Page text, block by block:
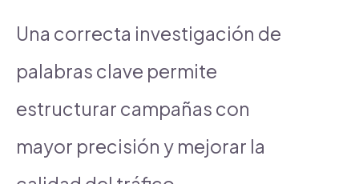
Una correcta investigación de
palabras clave permite
estructurar campañas con
mayor precisión y mejorar la